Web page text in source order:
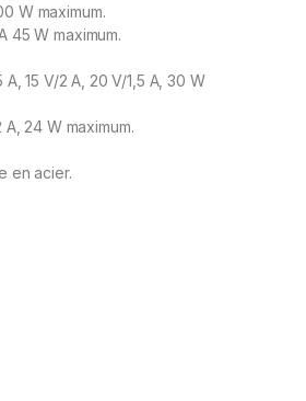
W maximum.
45 W maximum.
15 V/2 A, 20 V/1,5 A, 30 W
24 W maximum.
en acier.